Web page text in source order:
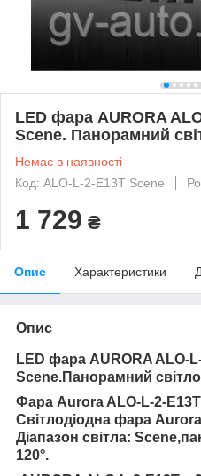
LED фара AURORA
Scene. Панорамний
Немає в наявності
Код: ALO-L-2-E13T Scene
1 729 ₴
Опис Характеристики
Опис
LED фара AURORA ALO-
Scene.Панорамний
Фара Aurora ALO-L-2-E13T
Світлодіодна фара Aurora
Діапазон світла:
120°.